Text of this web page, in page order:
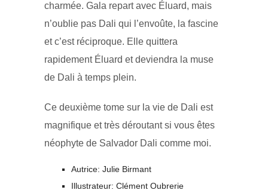
charmée. Gala repart avec Éluard, mais
n’oublie pas Dali qui l’envoûte, la fascine
et c’est réciproque. Elle quittera
rapidement Éluard et deviendra la muse
de Dali à temps plein.
Ce deuxième tome sur la vie de Dali est
magnifique et très déroutant si vous êtes
néophyte de Salvador Dali comme moi.
Autrice: Julie Birmant
Illustrateur: Clément Oubrerie